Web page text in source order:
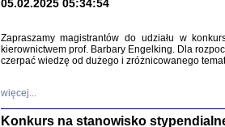
05.02.2025 05:34:54
Zapraszamy magistrantów do udziału w
kierownictwem prof. Barbary Engelking. Dla
czerpać wiedzę od dużego i zróżnicowanego
więcej...
Konkurs na stanowisko